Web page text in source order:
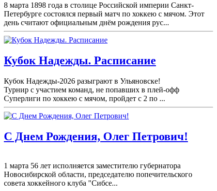
8 марта 1898 года в столице Российской империи Санкт-
Петербурге состоялся первый матч по хоккею с мячом. Этот
день считают официальным днём рождения рус...
Кубок Надежды. Расписание
Кубок Надежды-2026 разыграют в Ульяновске!
Турнир с участием команд, не попавших в плей-офф
Суперлиги по хоккею с мячом, пройдет с 2 по ...
С Днем Рождения, Олег Петрович!
1 марта 56 лет исполняется заместителю губернатора
Новосибирской области, председателю попечительского
совета хоккейного клуба "Сибсе...